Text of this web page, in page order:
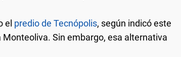
el predio de Tecnópolis, según indicó este
Sin embargo, esa alternativa